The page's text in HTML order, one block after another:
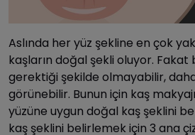
Aslında her yüz şekline en çok
kaşların doğal şekli oluyor. Fakat
gerektiği şekilde olmayabilir,
görünebilir. Bunun için kaş
yüzüne uygun doğal kaş şeklini
kaş şeklini belirlemek için 3 ana